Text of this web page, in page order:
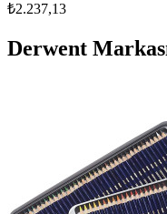
₺2.237,13
Derwent